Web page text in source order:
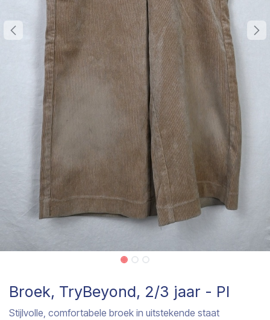
Broek, TryBeyond, 2/3 jaar - PI
Stijlvolle, comfortabele broek in uitstekende staat